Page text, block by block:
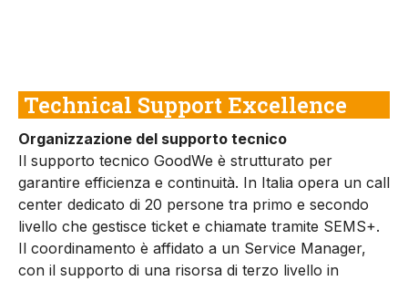
Technical Support Excellence
Organizzazione del supporto tecnico
Il supporto tecnico GoodWe è strutturato per
garantire efficienza e continuità. In Italia opera un call
center dedicato di 20 persone tra primo e secondo
livello che gestisce ticket e chiamate tramite SEMS+.
Il coordinamento è affidato a un Service Manager,
con il supporto di una risorsa di terzo livello in